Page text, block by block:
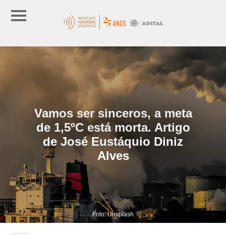
Vamos ser sinceros, a meta
de 1,5ºC está morta. Artigo
de José Eustáquio Diniz
Alves
Foto: Unsplash